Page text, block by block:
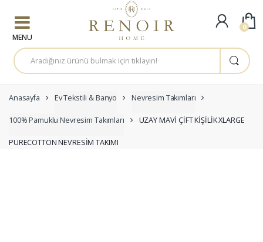
A
r
a
a
:
Anasayfa Ev Tekstili & Banyo Nevresim Takımları
100% Pamuklu Nevresim Takımları UZAY MAVİ ÇİFT KİŞİLİK XLARGE
PURECOTTON NEVRESİM TAKIMI
0